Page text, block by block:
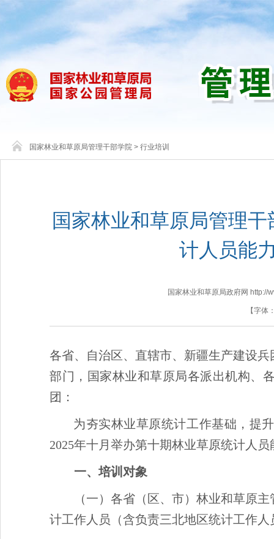
国家林业和草原局管理干部学院 > 行业培训
国家林业和草原局管理
计人员能
国家林业和草原局政府网 http://
【字体
各省、自治区、直辖市、新疆生产建设
部门，国家林业和草原局各派出机构、
团：
为夯实林业草原统计工作基础，提
2025年十月举办第十期林业草原统计人
一、培训对象
（一）各省（区、市）林业和草原
计工作人员（含负责三北地区统计工作人